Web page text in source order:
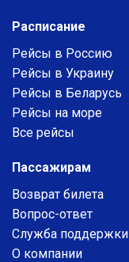
Расписание
Рейсы в Россию
Рейсы в Украину
Рейсы в Беларусь
Рейсы на море
Все рейсы
Пассажирам
Возврат билета
Вопрос-ответ
Служба поддержки
О компании